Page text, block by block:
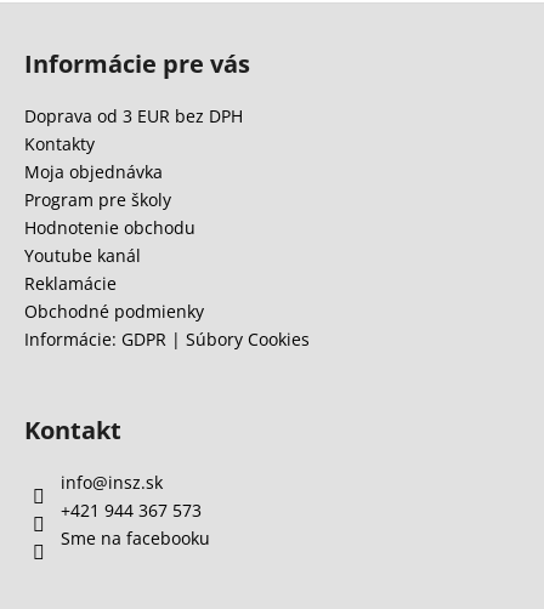
s
Informácie pre vás
Doprava od 3 EUR bez DPH
Kontakty
Moja objednávka
Program pre školy
Hodnotenie obchodu
Youtube kanál
Reklamácie
Obchodné podmienky
Informácie: GDPR | Súbory Cookies
Kontakt
info@insz.sk
+421 944 367 573
Sme na facebooku